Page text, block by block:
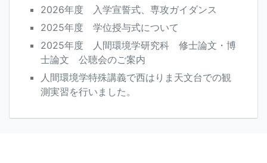
2026年度 入学宣誓式、専攻ガイダンス
2025年度 学位授与式について
2025年度 人間環境学研究科 修士論文・博
士論文 公聴会のご案内
人間環境学特殊講義で西はりま天文台での観
測実習を行いました。